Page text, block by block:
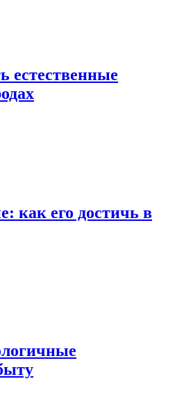
естественные
как его достичь в